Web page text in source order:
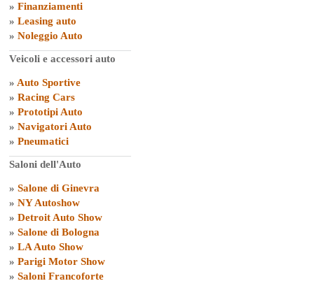
» Finanziamenti
» Leasing auto
» Noleggio Auto
Veicoli e accessori auto
» Auto Sportive
» Racing Cars
» Prototipi Auto
» Navigatori Auto
» Pneumatici
Saloni dell'Auto
» Salone di Ginevra
» NY Autoshow
» Detroit Auto Show
» Salone di Bologna
» LA Auto Show
» Parigi Motor Show
» Saloni Francoforte